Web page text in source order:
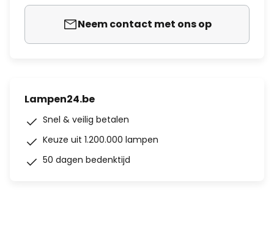
Neem contact met ons op
Lampen24.be
Snel & veilig betalen
Keuze uit 1.200.000 lampen
50 dagen bedenktijd